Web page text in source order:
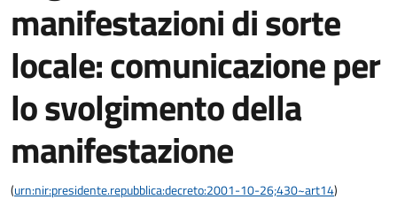
manifestazioni di sorte
locale: comunicazione per
lo svolgimento della
manifestazione
(urn:nir:presidente.repubblica:decreto:2001-10-26;430~art14)